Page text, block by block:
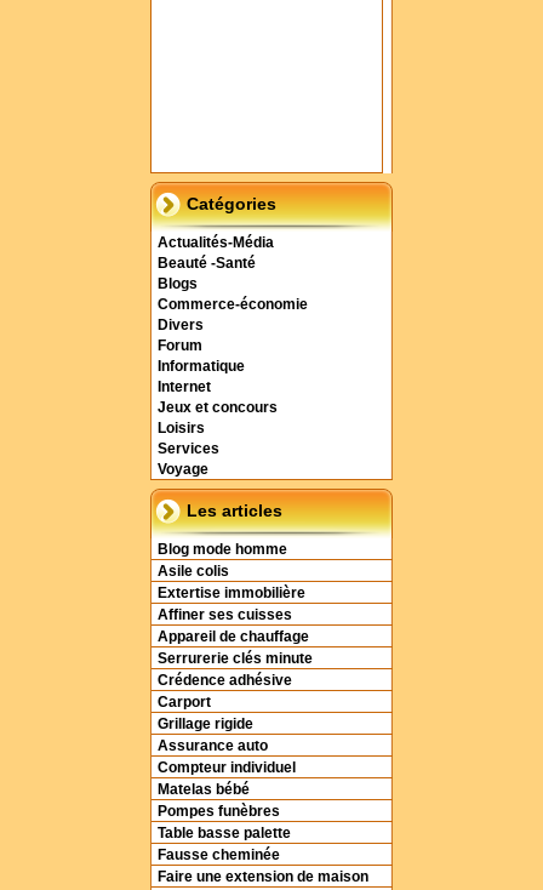
Catégories
Actualités-Média
Beauté -Santé
Blogs
Commerce-économie
Divers
Forum
Informatique
Internet
Jeux et concours
Loisirs
Services
Voyage
Les articles
Blog mode homme
Asile colis
Extertise immobilière
Affiner ses cuisses
Appareil de chauffage
Serrurerie clés minute
Crédence adhésive
Carport
Grillage rigide
Assurance auto
Compteur individuel
Matelas bébé
Pompes funèbres
Table basse palette
Fausse cheminée
Faire une extension de maison